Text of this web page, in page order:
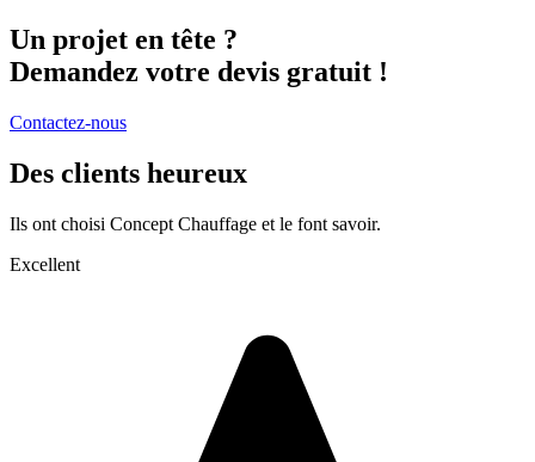
Un projet en tête ?
Demandez votre devis gratuit !
Contactez-nous
Des clients heureux
Ils ont choisi Concept Chauffage et le font savoir.
Excellent